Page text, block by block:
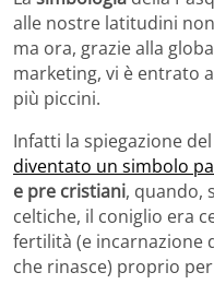
alle nostre latitudini
ma ora, grazie alla
marketing, vi è entrato
più piccini.
Infatti la spiegazione
diventato un simbolo
e pre cristiani, quando,
celtiche, il coniglio era
fertilità (e incarnazione
che rinasce) proprio